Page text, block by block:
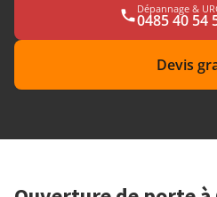
Dépannage &
0485 40 54
Devis